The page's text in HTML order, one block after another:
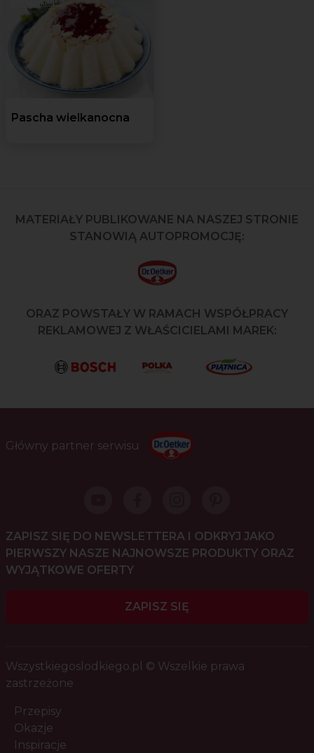
Pascha wielkanocna
MATERIAŁY PUBLIKOWANE NA NASZEJ STRONIE
STANOWIĄ AUTOPROMOCJĘ:
ORAZ POWSTAŁY W RAMACH WSPÓŁPRACY
REKLAMOWEJ Z WŁAŚCICIELAMI MAREK:
Główny partner serwisu
ZAPISZ SIĘ DO NEWSLETTERA I ODKRYJ JAKO
PIERWSZY NASZE NAJNOWSZE PRODUKTY ORAZ
WYJĄTKOWE OFERTY
ZAPISZ SIĘ
Wszystkiegoslodkiego.pl © Wszelkie prawa
zastrzeżone
Przepisy
Okazje
Inspiracje